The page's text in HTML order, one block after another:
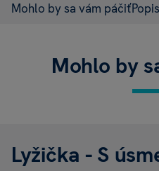
Mohlo by sa vám páčiť
Mohlo by
Lyžička - S